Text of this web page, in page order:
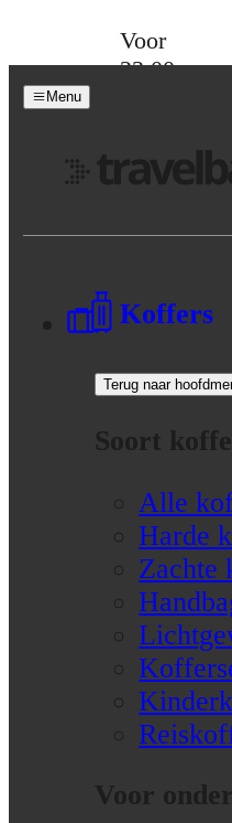
Voor
23:00
Menu
Koffers
Terug naar
Soort
Alle
Harde
Zachte
Voor